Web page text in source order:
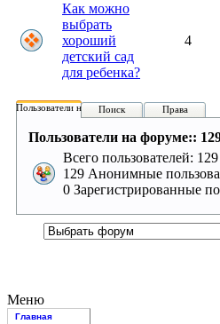
Как можно
выбрать
хороший
детский сад
для ребенка?
4
Пользователи на форуме:
Поиск Права
Пользователи на форуме::
Всего пользователей:
129 Анонимные
0 Зарегистрированные
Меню
Главная